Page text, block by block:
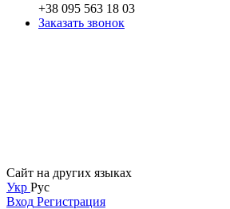
+38 095 563 18 03
Заказать звонок
Сайт на других языках
Укр Рус
Вход Регистрация